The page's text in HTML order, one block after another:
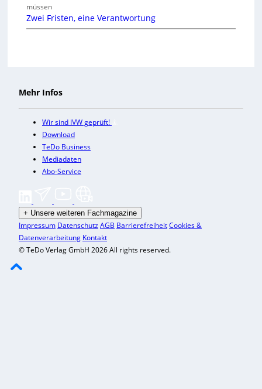
müssen
Zwei Fristen, eine Verantwortung
Mehr Infos
Wir sind IVW geprüft!
Download
TeDo Business
Mediadaten
Abo-Service
+ Unsere weiteren Fachmagazine
Impressum DatenschutzAGB BarrierefreiheitCookies &
Datenverarbeitung Kontakt
© TeDo Verlag GmbH 2026 All rights reserved.